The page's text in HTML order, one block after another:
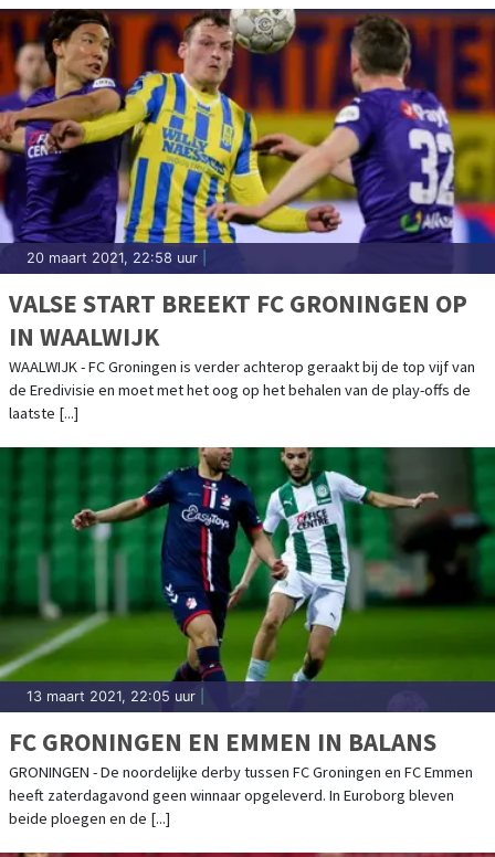
20 maart 2021, 22:58 uur
VALSE START BREEKT FC GRONINGEN OP
IN WAALWIJK
WAALWIJK - FC Groningen is verder achterop geraakt bij de top vijf van
de Eredivisie en moet met het oog op het behalen van de play-offs de
laatste [...]
13 maart 2021, 22:05 uur
FC GRONINGEN EN EMMEN IN BALANS
GRONINGEN - De noordelijke derby tussen FC Groningen en FC Emmen
heeft zaterdagavond geen winnaar opgeleverd. In Euroborg bleven
beide ploegen en de [...]